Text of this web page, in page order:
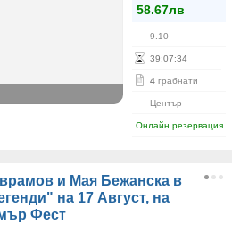
58.67лв
9.10
39:07:34
4 грабнати
Център
Онлайн резервация
и Мая Бежанска в
на 17 Август, на
Фест